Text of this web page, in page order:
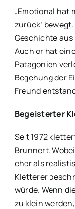
„Emotional hat
zurück‘
Geschichte aus
Auch er hat
Patagonien
Begehung der
Freund
Begeisterter
Seit 1972
Brunnert.
eher als
Kletterer
würde. Wenn
zu klein